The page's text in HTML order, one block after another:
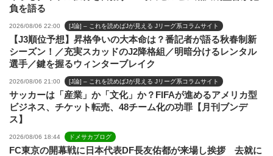
負を語る
2026/08/06 22:00 [J論] – これを読めばJが見える Jリーグ系コラムサイト
【J3順位予想】昇格争いの大本命は？番記者が語る秋春制新
シーズン！／充実スカッドのJ2降格組／明暗分けるレンタル
選手／鍵を握るウィンターブレイク
2026/08/06 21:00 [J論] – これを読めばJが見える Jリーグ系コラムサイト
サッカーは「産業」か「文化」か？FIFAが進めるアメリカ型
ビジネス、チケット転売、48チーム化の功罪【月刊ブンデ
ス】
2026/08/06 18:44 ドメサカブログ
FC東京の開幕戦に日本代表DF長友佑都が来場し挨拶 去就に